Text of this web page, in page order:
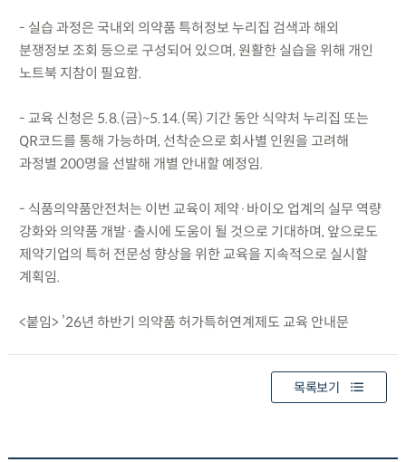
- 실습 과정은 국내외 의약품 특허정보 누리집 검색과 해외
분쟁정보 조회 등으로 구성되어 있으며, 원활한 실습을 위해 개인
노트북 지참이 필요함.
- 교육 신청은 5.8.(금)~5.14.(목) 기간 동안 식약처 누리집 또는
QR코드를 통해 가능하며, 선착순으로 회사별 인원을 고려해
과정별 200명을 선발해 개별 안내할 예정임.
- 식품의약품안전처는 이번 교육이 제약·바이오 업계의 실무 역량
강화와 의약품 개발·출시에 도움이 될 것으로 기대하며, 앞으로도
제약기업의 특허 전문성 향상을 위한 교육을 지속적으로 실시할
계획임.
<붙임> ’26년 하반기 의약품 허가특허연계제도 교육 안내문
목록보기